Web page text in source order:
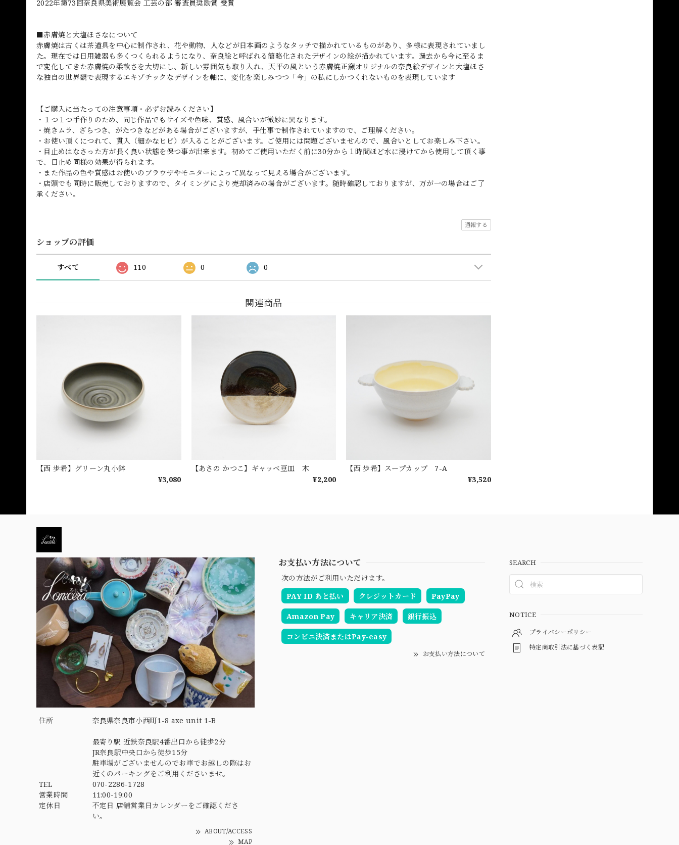
2022年第73回奈良県美術展覧会 工芸の部 審査員奨励賞 受賞
■赤膚焼と大塩ほさなについて
赤膚焼は古くは茶道具を中心に制作され、花や動物、人などが日本画のようなタッチで描かれているものがあり、多様に表現されていまし
た。現在では日用雑器も多くつくられるようになり、奈良絵と呼ばれる簡略化されたデザインの絵が描かれています。過去から今に至るま
で変化してきた赤膚焼の柔軟さを大切にし、新しい雰囲気も取り入れ、天平の風という赤膚焼正窯オリジナルの奈良絵デザインと大塩ほさ
な独自の世界観で表現するエキゾチックなデザインを軸に、変化を楽しみつつ「今」の私にしかつくれないものを表現しています
【ご購入に当たっての注意事項・必ずお読みください】
・１つ１つ手作りのため、同じ作品でもサイズや色味、質感、風合いが微妙に異なります。
・焼きムラ、ざらつき、がたつきなどがある場合がございますが、手仕事で制作されていますので、ご理解ください。
・お使い頂くにつれて、貫入（細かなヒビ）が入ることがございます。ご使用には問題ございませんので、風合いとしてお楽しみ下さい。
・目止めはなさった方が長く良い状態を保つ事が出来ます。初めてご使用いただく前に30分から１時間ほど水に浸けてから使用して頂く事
で、目止め同様の効果が得られます。
・また作品の色や質感はお使いのブラウザやモニターによって異なって見える場合がございます。
・店頭でも同時に販売しておりますので、タイミングにより売却済みの場合がございます。随時確認しておりますが、万が一の場合はご了
承ください。
通報する
ショップの評価
すべて 110 0 0
関連商品
【西 歩希】グリーン丸小鉢
¥3,080
【あさの かつこ】ギャッベ豆皿 木
¥2,200
【西 歩希】スープカップ 7-A
¥3,520
住所 奈良県奈良市小西町1-8 axe unit 1-B
最寄り駅 近鉄奈良駅4番出口から徒歩2分
JR奈良駅中央口から徒歩15分
駐車場がございませんのでお車でお越しの際はお
近くのパーキングをご利用くださいませ。
TEL
070-2286-1728
営業時間
11:00-19:00
定休日
不定日 店舗営業日カレンダーをご確認くださ
い。
ABOUT/ACCESS
MAP
お支払い方法について
次の方法がご利用いただけます。
PAY ID あと払い
クレジットカード PayPay
Amazon Pay キャリア決済 銀行振込
コンビニ決済またはPay-easy
お支払い方法について
SEARCH
NOTICE
プライバシーポリシー
特定商取引法に基づく表記